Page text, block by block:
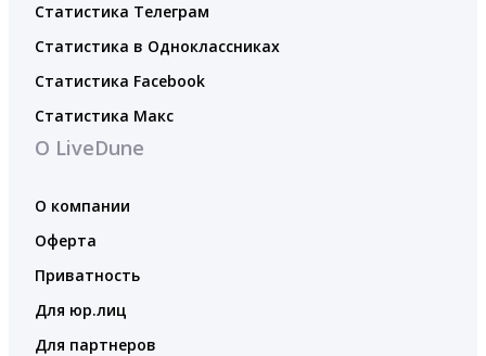
Статистика Телеграм
Статистика в Одноклассниках
Статистика Facebook
Статистика Макс
О LiveDune
О компании
Оферта
Приватность
Для юр.лиц
Для партнеров